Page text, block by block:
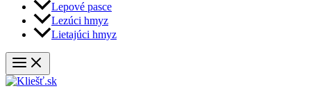
Lepové pasce
Lezúci hmyz
Lietajúci hmyz